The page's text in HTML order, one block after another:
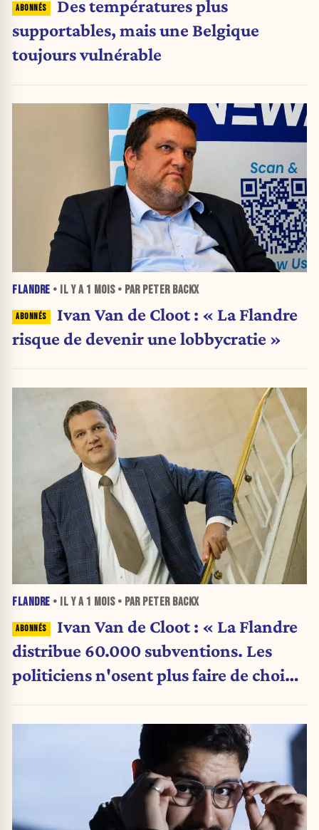
Des températures plus
supportables, mais une Belgique
toujours vulnérable
FLANDRE • IL Y A 1 MOIS• PAR PETER BACKX
Ivan Van de Cloot : « La Flandre
risque de devenir une lobbycratie »
FLANDRE • IL Y A 1 MOIS• PAR PETER BACKX
Ivan Van de Cloot : « La Flandre
distribue 60.000 subventions. Les
politiciens n'osent plus faire de choix.